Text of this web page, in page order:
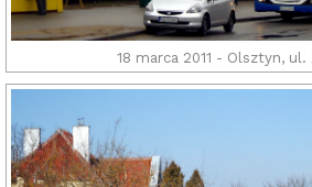
18 marca 2011 - Olsztyn, ul.